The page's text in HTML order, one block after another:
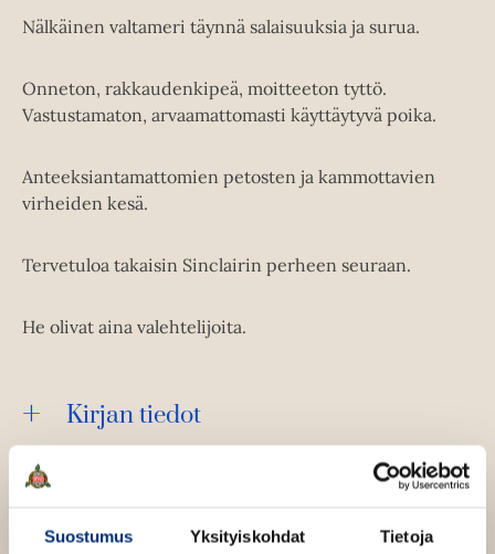
Suostumus Yksityiskohdat Tietoja
Nälkäinen valtameri täynnä salaisuuksia ja surua.
Onneton, rakkaudenkipeä, moitteeton tyttö.
Vastustamaton, arvaamattomasti käyttäytyvä poika.
Anteeksiantamattomien petosten ja kammottavien
virheiden kesä.
Tervetuloa takaisin Sinclairin perheen seuraan.
He olivat aina valehtelijoita.
Kirjan tiedot
u